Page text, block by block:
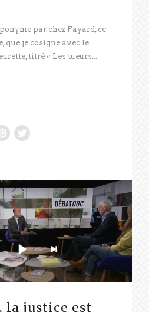
par chez Fayard, ce
que je cosigne avec le
titré « Les tueurs...
la justice est